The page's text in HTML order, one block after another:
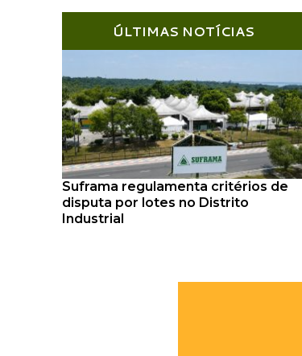
ÚLTIMAS NOTÍCIAS
Suframa regulamenta critérios de
disputa por lotes no Distrito
Industrial